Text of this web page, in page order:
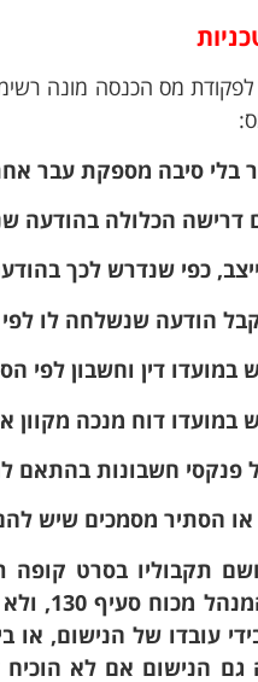
סעיף 216 לפקודת מס הכנסה
סיבה מספקת עבר
תקבוליו בסרט
עובדו של הנישום, או
גם הנישום אם לא